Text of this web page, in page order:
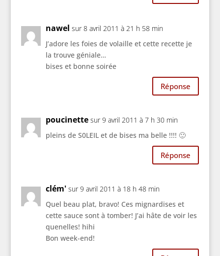
nawel sur 8 avril 2011 à 21 h 58 min
J’adore les foies de volaille et cette recette je
la trouve géniale…
bises et bonne soirée
Réponse
poucinette sur 9 avril 2011 à 7 h 30 min
pleins de S0LEIL et de bises ma belle !!!! 🙂
Réponse
clém' sur 9 avril 2011 à 18 h 48 min
Quel beau plat, bravo! Ces mignardises et
cette sauce sont à tomber! J’ai hâte de voir les
quenelles! hihi
Bon week-end!